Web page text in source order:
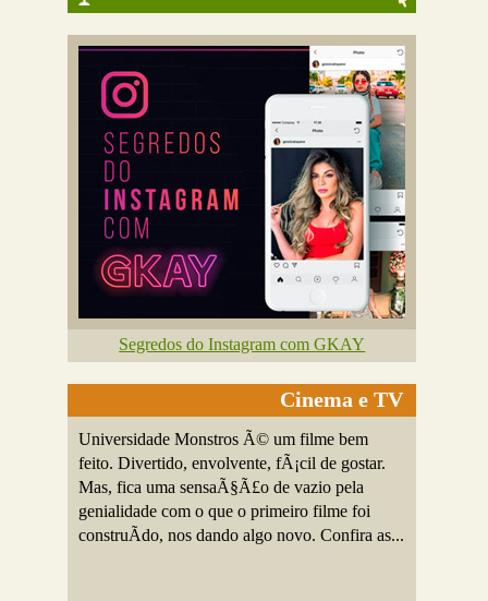
Segredos do Instagram com GKAY
Cinema e TV
Universidade Monstros Ã© um filme bem
feito. Divertido, envolvente, fÃ¡cil de gostar.
Mas, fica uma sensaÃ§Ã£o de vazio pela
genialidade com o que o primeiro filme foi
construÃ­do, nos dando algo novo. Confira as...